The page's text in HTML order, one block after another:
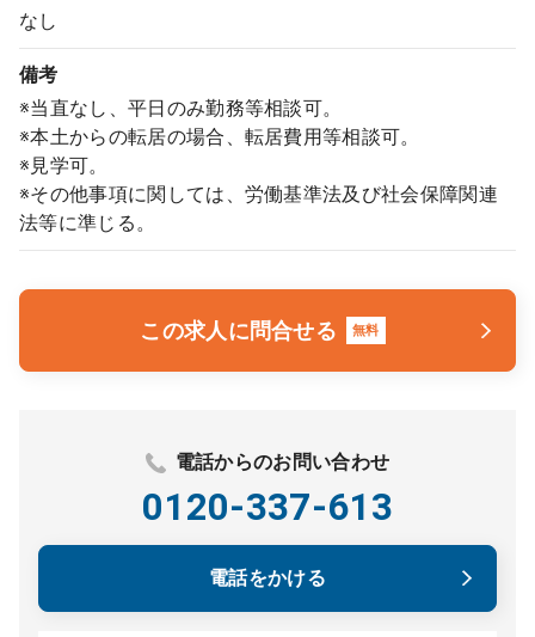
なし
備考
※当直なし、平日のみ勤務等相談可。
※本土からの転居の場合、転居費用等相談可。
※見学可。
※その他事項に関しては、労働基準法及び社会保障関連
法等に準じる。
この求人に問合せる 無料
電話からのお問い合わせ
0120-337-613
電話をかける